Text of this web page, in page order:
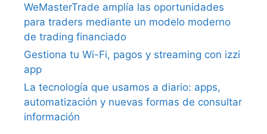
WeMasterTrade amplía las oportunidades
para traders mediante un modelo moderno
de trading financiado
Gestiona tu Wi-Fi, pagos y streaming con izzi
app
La tecnología que usamos a diario: apps,
automatización y nuevas formas de consultar
información